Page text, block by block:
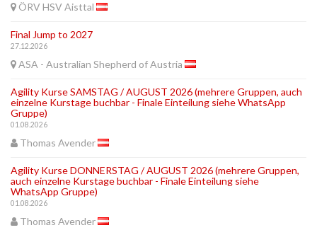
ÖRV HSV Aisttal
Final Jump to 2027
27.12.2026
ASA - Australian Shepherd of Austria
Agility Kurse SAMSTAG / AUGUST 2026 (mehrere Gruppen, auch
einzelne Kurstage buchbar - Finale Einteilung siehe WhatsApp
Gruppe)
01.08.2026
Thomas Avender
Agility Kurse DONNERSTAG / AUGUST 2026 (mehrere Gruppen,
auch einzelne Kurstage buchbar - Finale Einteilung siehe
WhatsApp Gruppe)
01.08.2026
Thomas Avender